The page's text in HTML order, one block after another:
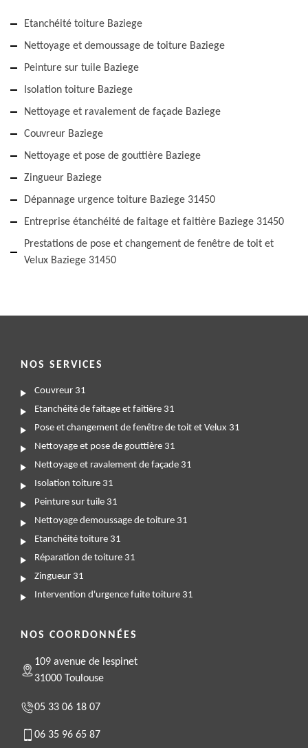
Etanchéité toiture Baziege
Nettoyage et demoussage de toiture Baziege
Peinture sur tuile Baziege
Isolation toiture Baziege
Nettoyage et ravalement de façade Baziege
Couvreur Baziege
Nettoyage et pose de gouttière Baziege
Zingueur Baziege
Dépannage urgence toiture Baziege 31450
Entreprise étanchéité de faitage et faitière Baziege 31450
Prestations de pose et changement de fenêtre de toit et
Velux Baziege 31450
NOS SERVICES
Couvreur 31
Etanchéité de faitage et faitière 31
Pose et changement de fenêtre de toit et Velux 31
Nettoyage et pose de gouttière 31
Nettoyage et ravalement de façade 31
Isolation toiture 31
Peinture sur tuile 31
Nettoyage demoussage de toiture 31
Etanchéité toiture 31
Réparation de toiture 31
Zingueur 31
Intervention d'urgence fuite toiture 31
NOS COORDONNÉES
109 avenue de lespinet
31000 Toulouse
05 33 06 18 07
06 35 96 65 87